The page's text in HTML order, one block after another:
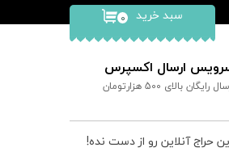
ارسال اکسپرس
رایگان بالای 500 هزارتومان
۰ سبد خرید
حراج آنلاین رو از دست نده!